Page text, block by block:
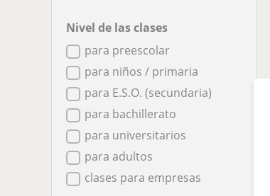
Nivel de las clases
para preescolar
para niños / primaria
para E.S.O. (secundaria)
para bachillerato
para universitarios
para adultos
clases para empresas